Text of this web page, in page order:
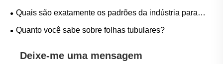
Quais são exatamente os padrões da indústria para
peças brutas de linha de fabricação
Quanto você sabe sobre folhas tubulares?
Deixe-me uma mensagem